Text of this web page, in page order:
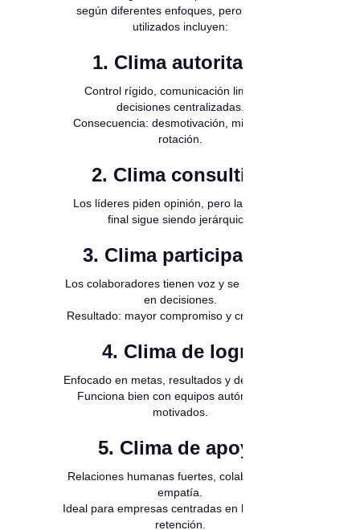
según diferentes enfoques, pero los más
utilizados incluyen:
1. Clima autoritario
Control rígido, comunicación limitada,
decisiones centralizadas.
Consecuencia: desmotivación, miedo, alta
rotación.
2. Clima consultivo
Los líderes piden opinión, pero la decisión
final sigue siendo jerárquica.
3. Clima participativo
Los colaboradores tienen voz y se involucran
en decisiones.
Resultado: mayor compromiso y creatividad.
4. Clima de logro
Enfocado en metas, resultados y desempeño.
Funciona bien con equipos autónomos y
motivados.
5. Clima de apoyo
Relaciones humanas fuertes, colaboración y
empatía.
Ideal para empresas centradas en bienestar y
retención.